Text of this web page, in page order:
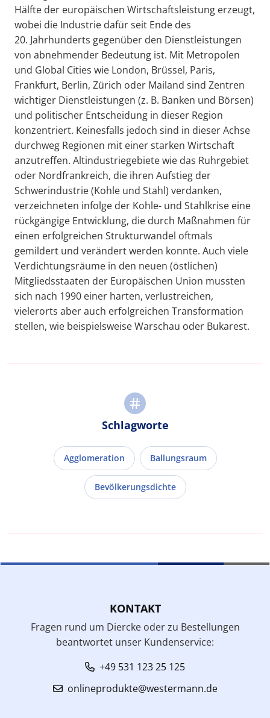
Hälfte der europäischen Wirtschaftsleistung erzeugt,
wobei die Industrie dafür seit Ende des
20. Jahrhunderts gegenüber den Dienstleistungen
von abnehmender Bedeutung ist. Mit Metropolen
und Global Cities wie London, Brüssel, Paris,
Frankfurt, Berlin, Zürich oder Mailand sind Zentren
wichtiger Dienstleistungen (z. B. Banken und Börsen)
und politischer Entscheidung in dieser Region
konzentriert. Keinesfalls jedoch sind in dieser Achse
durchweg Regionen mit einer starken Wirtschaft
anzutreffen. Altindustriegebiete wie das Ruhrgebiet
oder Nordfrankreich, die ihren Aufstieg der
Schwerindustrie (Kohle und Stahl) verdanken,
verzeichneten infolge der Kohle- und Stahlkrise eine
rückgängige Entwicklung, die durch Maßnahmen für
einen erfolgreichen Strukturwandel oftmals
gemildert und verändert werden konnte. Auch viele
Verdichtungsräume in den neuen (östlichen)
Mitgliedsstaaten der Europäischen Union mussten
sich nach 1990 einer harten, verlustreichen,
vielerorts aber auch erfolgreichen Transformation
stellen, wie beispielsweise Warschau oder Bukarest.
Schlagworte
Agglomeration Ballungsraum
Bevölkerungsdichte
KONTAKT
Fragen rund um Diercke oder zu Bestellungen
beantwortet unser Kundenservice:
+49 531 123 25 125
onlineprodukte@westermann.de